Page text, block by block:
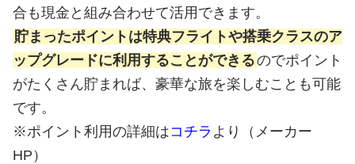
合も現金と組み合わせて活用できます。
貯まったポイントは特典フライトや搭乗クラスのア
ップグレードに利用することができるのでポイント
がたくさん貯まれば、豪華な旅を楽しむことも可能
です。
※ポイント利用の詳細はコチラ より（メーカー
HP）